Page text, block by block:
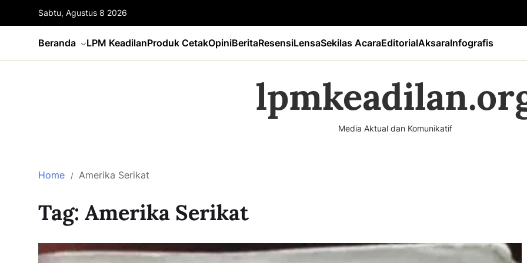
Sabtu, Agustus 8 2026
Beranda LPM KeadilanProduk CetakOpiniBeritaResensiLensaSekilas AcaraEditorialAksaraInfografis
Media Aktual dan Komunikatif
Home Amerika Serikat
Tag: Amerika Serikat